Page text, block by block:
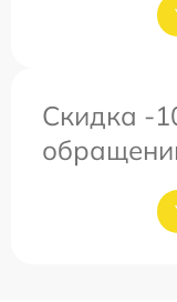
Скидка -